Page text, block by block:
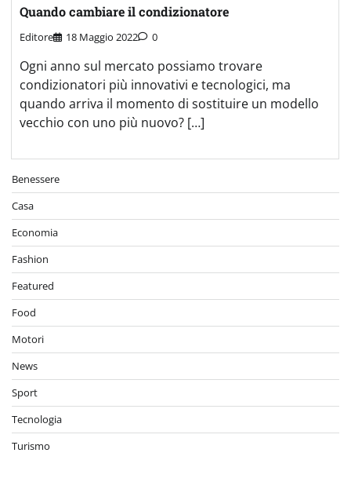
Quando cambiare il condizionatore
Editore 18 Maggio 2022 0
Ogni anno sul mercato possiamo trovare
condizionatori più innovativi e tecnologici, ma
quando arriva il momento di sostituire un modello
vecchio con uno più nuovo? […]
Benessere
Casa
Economia
Fashion
Featured
Food
Motori
News
Sport
Tecnologia
Turismo